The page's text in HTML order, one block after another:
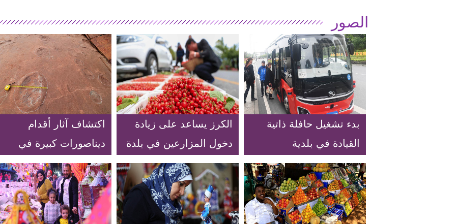
الصور
بدء تشغيل حافلة ذاتية
القيادة في بلدية
تشونغتشينغ جنوب غربي
الصين
الكرز يساعد على زيادة
دخول المزارعين في بلدة
بجنوب غربي الصين
اكتشاف آثار أقدام
ديناصورات كبيرة في
موقع تنقيب بجنوب
شرقي الصين